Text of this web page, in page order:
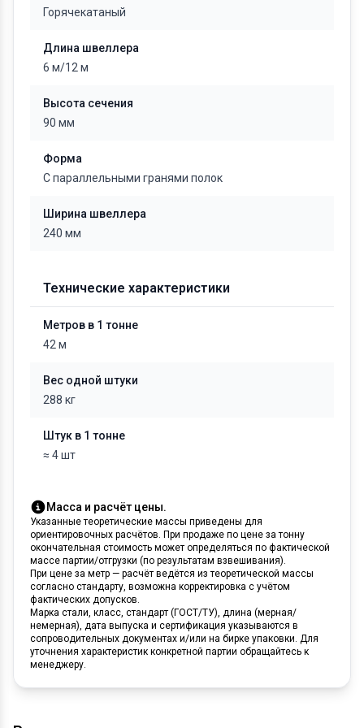
Горячекатаный
Длина швеллера
6 м/12 м
Высота сечения
90 мм
Форма
С параллельными гранями полок
Ширина швеллера
240 мм
Технические характеристики
Метров в 1 тонне
42 м
Вес одной штуки
288 кг
Штук в 1 тонне
≈ 4 шт
Масса и расчёт цены.
Указанные теоретические массы приведены для
ориентировочных расчётов. При продаже по цене за тонну
окончательная стоимость может определяться по фактической
массе партии/отгрузки (по результатам взвешивания).
При цене за метр — расчёт ведётся из теоретической массы
согласно стандарту, возможна корректировка с учётом
фактических допусков.
Марка стали, класс, стандарт (ГОСТ/ТУ), длина (мерная/
немерная), дата выпуска и сертификация указываются в
сопроводительных документах и/или на бирке упаковки. Для
уточнения характеристик конкретной партии обращайтесь к
менеджеру.